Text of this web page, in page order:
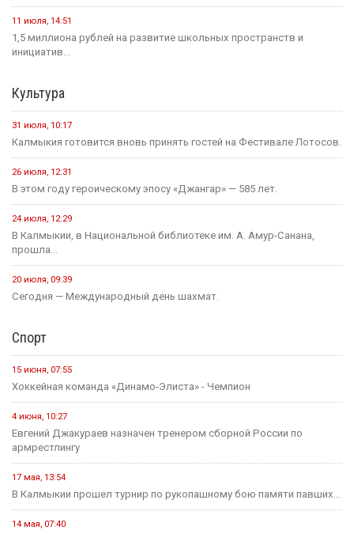
11 июля, 14:51
1,5 миллиона рублей на развитие школьных пространств и
инициатив...
Культура
31 июля, 10:17
Калмыкия готовится вновь принять гостей на Фестивале Лотосов.
26 июля, 12:31
В этом году героическому эпосу «Джангар» — 585 лет.
24 июля, 12:29
В Калмыкии, в Национальной библиотеке им. А. Амур-Санана,
прошла...
20 июля, 09:39
Сегодня — Международный день шахмат.
Спорт
15 июня, 07:55
Хоккейная команда «Динамо-Элиста» - Чемпион
4 июня, 10:27
Евгений Джакураев назначен тренером сборной России по
армрестлингу
17 мая, 13:54
В Калмыкии прошел турнир по рукопашному бою памяти павших...
14 мая, 07:40